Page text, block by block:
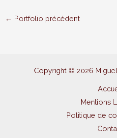
← Portfolio précédent
Copyright © 2026
Mentions
Politique de